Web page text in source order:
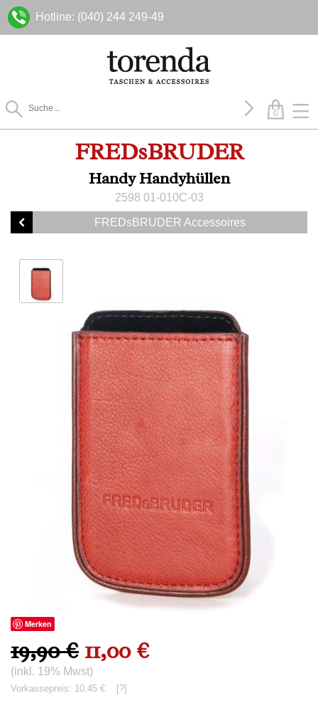
Hotline: (040) 244 249-49
0
FREDsBRUDER
Handy Handyhüllen
2598 01-010C-03
FREDsBRUDER Accessoires
Merken
19,90 € 11,00 €
(inkl. 19% Mwst)
Vorkassepreis: 10,45 € [?]